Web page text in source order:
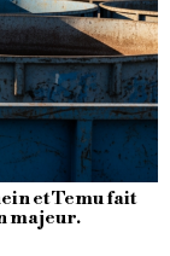
et Temu fait
majeur.